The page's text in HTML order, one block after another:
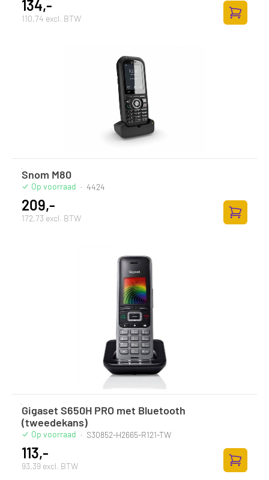
134,-
110,74 excl. BTW
Snom M80
Op voorraad · 4424
209,-
172,73 excl. BTW
Gigaset S650H PRO met Bluetooth
(tweedekans)
Op voorraad · S30852-H2665-R121-TW
113,-
93,39 excl. BTW